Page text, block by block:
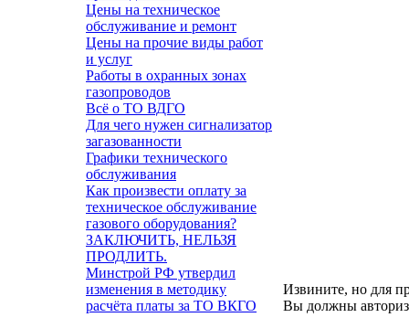
Цены на техническое
обслуживание и ремонт
Цены на прочие виды работ
и услуг
Работы в охранных зонах
газопроводов
Всё о ТО ВДГО
Для чего нужен сигнализатор
загазованности
Графики технического
обслуживания
Как произвести оплату за
техническое обслуживание
газового оборудования?
ЗАКЛЮЧИТЬ, НЕЛЬЗЯ
ПРОДЛИТЬ.
Минстрой РФ утвердил
изменения в методику
расчёта платы за ТО ВКГО
Извините, но для
Вы должны